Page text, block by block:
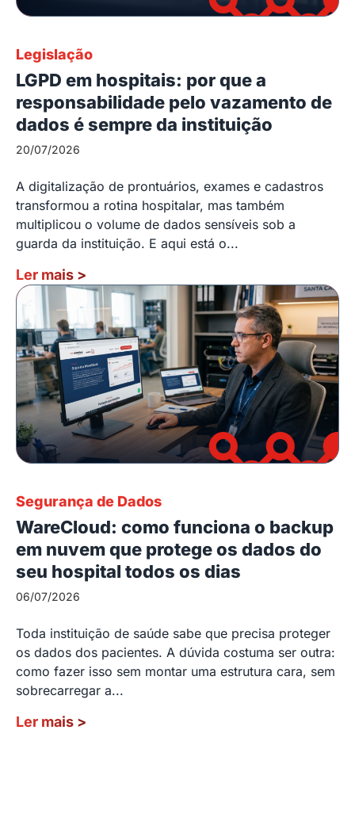
Legislação
LGPD em hospitais: por que a
responsabilidade pelo vazamento de
dados é sempre da instituição
20/07/2026
A digitalização de prontuários, exames e cadastros
transformou a rotina hospitalar, mas também
multiplicou o volume de dados sensíveis sob a
guarda da instituição. E aqui está o...
Ler mais >
Segurança de Dados
WareCloud: como funciona o backup
em nuvem que protege os dados do
seu hospital todos os dias
06/07/2026
Toda instituição de saúde sabe que precisa proteger
os dados dos pacientes. A dúvida costuma ser outra:
como fazer isso sem montar uma estrutura cara, sem
sobrecarregar a...
Ler mais >